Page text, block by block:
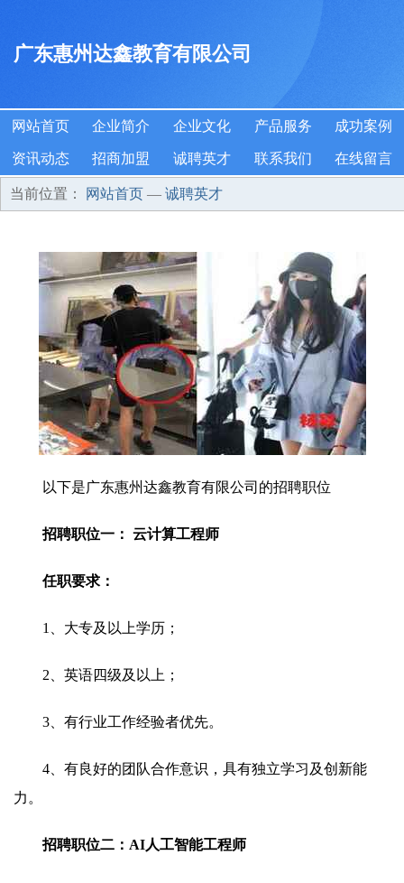
广东惠州达鑫教育有限公司
网站首页 企业简介 企业文化 产品服务 成功案例
资讯动态 招商加盟 诚聘英才 联系我们 在线留言
当前位置： 网站首页 — 诚聘英才
以下是广东惠州达鑫教育有限公司的招聘职位
招聘职位一： 云计算工程师
任职要求：
1、大专及以上学历；
2、英语四级及以上；
3、有行业工作经验者优先。
4、有良好的团队合作意识，具有独立学习及创新能
力。
招聘职位二：AI人工智能工程师